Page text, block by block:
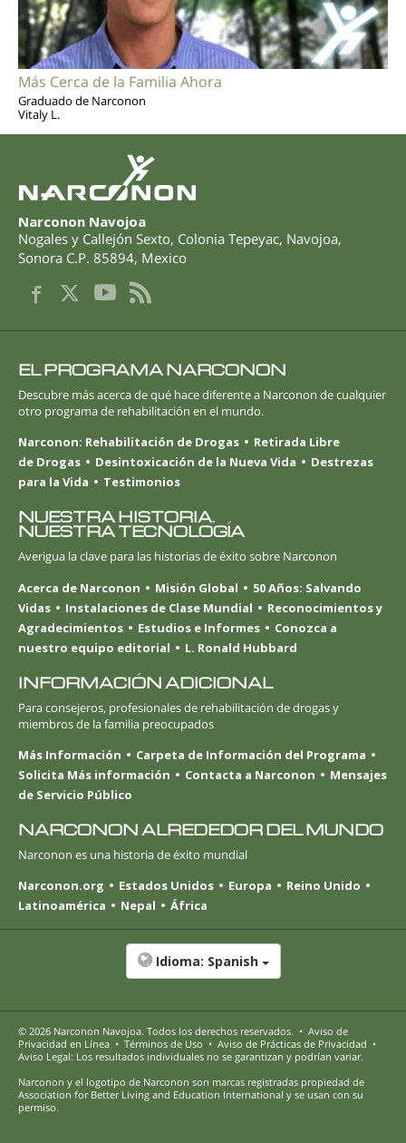
Más Cerca de la Familia Ahora
Graduado de Narconon
Vitaly L.
Narconon Navojoa
Nogales y Callejón Sexto, Colonia Tepeyac, Navojoa,
Sonora C.P. 85894, Mexico
EL PROGRAMA NARCONON
Descubre más acerca de qué hace diferente a Narconon de cualquier
otro programa de rehabilitación en el mundo.
Narconon: Rehabilitación de Drogas
Retirada Libre
de Drogas
Desintoxicación de la Nueva Vida
Destrezas
para la Vida
Testimonios
NUESTRA HISTORIA.
NUESTRA TECNOLOGÍA
Averigua la clave para las historias de éxito sobre Narconon
Acerca de Narconon
Misión Global
50 Años: Salvando
Vidas
Instalaciones de Clase Mundial
Reconocimientos y
Agradecimientos
Estudios e Informes
Conozca a
nuestro equipo editorial
L. Ronald Hubbard
INFORMACIÓN ADICIONAL
Para consejeros, profesionales de rehabilitación de drogas y
miembros de la familia preocupados
Más Información
Carpeta de Información del Programa
Solicita Más información
Contacta a Narconon
Mensajes
de Servicio Público
NARCONON ALREDEDOR DEL MUNDO
Narconon es una historia de éxito mundial
Narconon.org
Estados Unidos Europa
Reino Unido
Latinoamérica
Nepal África
Idioma: Spanish
© 2026 Narconon Navojoa. Todos los derechos reservados. • Aviso de
Privacidad en Línea • Términos de Uso • Aviso de Prácticas de Privacidad •
Aviso Legal: Los resultados individuales no se garantizan y podrían variar.
Narconon y el logotipo de Narconon son marcas registradas propiedad de
Association for Better Living and Education International y se usan con su
permiso.